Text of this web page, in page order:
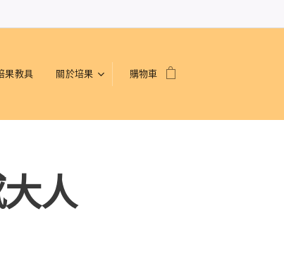
果教具 關於培果 購物車
人